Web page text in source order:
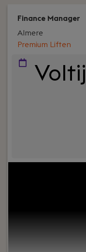
Finance Manager
Premium Liften
Almere